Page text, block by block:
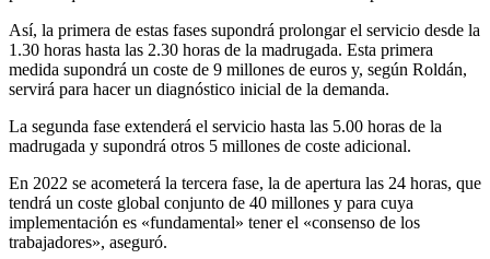
Así, la primera de estas fases supondrá prolongar el servicio desde la
1.30 horas hasta las 2.30 horas de la madrugada. Esta primera
medida supondrá un coste de 9 millones de euros y, según Roldán,
servirá para hacer un diagnóstico inicial de la demanda.
La segunda fase extenderá el servicio hasta las 5.00 horas de la
madrugada y supondrá otros 5 millones de coste adicional.
En 2022 se acometerá la tercera fase, la de apertura las 24 horas, que
tendrá un coste global conjunto de 40 millones y para cuya
implementación es «fundamental» tener el «consenso de los
trabajadores», aseguró.